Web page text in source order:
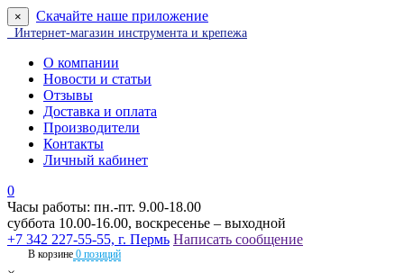
× Скачайте наше приложение
Интернет-магазин инструмента и крепежа
О компании
Новости и статьи
Отзывы
Доставка и оплата
Производители
Контакты
Личный кабинет
0
Часы работы: пн.-пт. 9.00-18.00
суббота 10.00-16.00, воскресенье – выходной
+7 342 227-55-55, г. Пермь Написать сообщение
В корзине 0 позиций